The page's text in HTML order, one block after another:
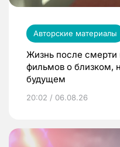
Авторские материалы
Жизнь после смерти
фильмов о близком,
будущем
20:02 / 06.08.26